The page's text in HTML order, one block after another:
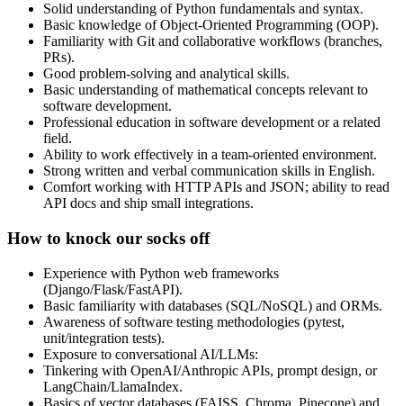
Solid understanding of Python fundamentals and syntax.
Basic knowledge of Object-Oriented Programming (OOP).
Familiarity with Git and collaborative workflows (branches,
PRs).
Good problem-solving and analytical skills.
Basic understanding of mathematical concepts relevant to
software development.
Professional education in software development or a related
field.
Ability to work effectively in a team-oriented environment.
Strong written and verbal communication skills in English.
Comfort working with HTTP APIs and JSON; ability to read
API docs and ship small integrations.
How to knock our socks off
Experience with Python web frameworks
(Django/Flask/FastAPI).
Basic familiarity with databases (SQL/NoSQL) and ORMs.
Awareness of software testing methodologies (pytest,
unit/integration tests).
Exposure to conversational AI/LLMs:
Tinkering with OpenAI/Anthropic APIs, prompt design, or
LangChain/LlamaIndex.
Basics of vector databases (FAISS, Chroma, Pinecone) and